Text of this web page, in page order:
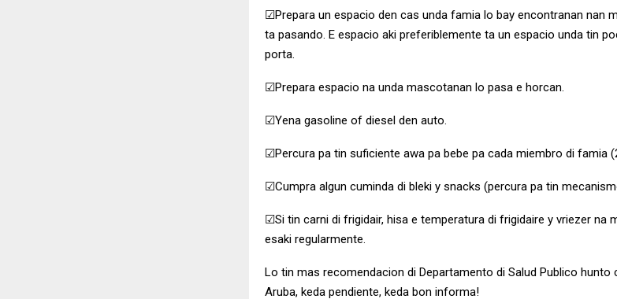
☑Prepara un espacio den cas unda famia lo bay encontranan nan
ta pasando. E espacio aki preferiblemente ta un espacio unda tin
porta.
☑Prepara espacio na unda mascotanan lo pasa e horcan.
☑Yena gasoline of diesel den auto.
☑Percura pa tin suficiente awa pa bebe pa cada miembro di famia
☑Cumpra algun cuminda di bleki y snacks (percura pa tin
☑Si tin carni di frigidair, hisa e temperatura di frigidaire y vriezer na
esaki regularmente.
Lo tin mas recomendacion di Departamento di Salud Publico hunto
Aruba, keda pendiente, keda bon informa!